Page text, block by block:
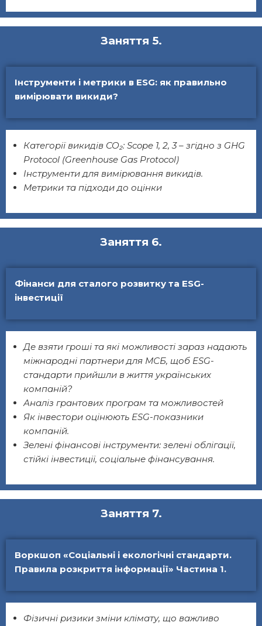
Заняття 5.
Інструменти і метрики в ESG: як правильно
вимірювати викиди?
Категорії викидів CO₂: Scope 1, 2, 3 – згідно з GHG
Protocol (Greenhouse Gas Protocol)
Інструменти для вимірювання викидів.
Метрики та підходи до оцінки
Заняття 6.
Фінанси для сталого розвитку та ESG-
інвестиції
Де взяти гроші та які можливості зараз надають
міжнародні партнери для МСБ, щоб ESG-
стандарти прийшли в життя українських
компаній?
Аналіз грантових програм та можливостей
Як інвестори оцінюють ESG-показники
компаній.
Зелені фінансові інструменти: зелені облігації,
стійкі інвестиції, соціальне фінансування.
Заняття 7.
Воркшоп «Соціальні і екологічні стандарти.
Правила розкриття інформації» Частина 1.
Фізичні ризики зміни клімату, що важливо